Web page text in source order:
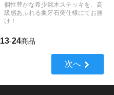
個性豊かな希少銘木ステッキを、高
級感あふれる象牙石突仕様にてお届
け！
13-24商品
次へ